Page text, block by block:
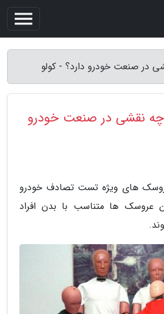
در صنعت خودرو دارد؟ - کولو
نقشی در صنعت خودرو
های ویژه تست تصادف خودرو
عروسک ها متناسب با بدن افراد